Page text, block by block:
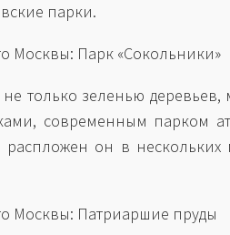
парки.
Москвы: Парк «Сокольники»
не только зеленью
современным парком
распложен он в нескольких
Москвы: Патриаршие пруды